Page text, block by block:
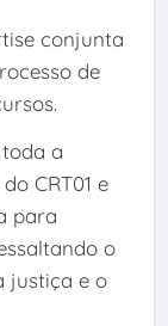
conjunta
de
a
CRT01 e
para
o
justiça e o